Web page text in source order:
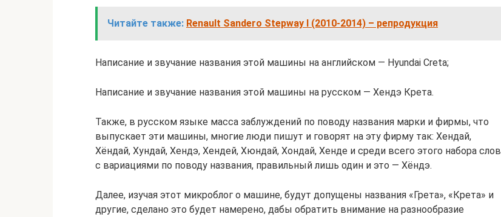
Читайте также: Renault Sandero Stepway I (2010-2014) – репродукция
Написание и звучание названия этой машины на английском — Hyundai Creta;
Написание и звучание названия этой машины на русском — Хендэ Крета.
Также, в русском языке масса заблуждений по поводу названия марки и фирмы, что
выпускает эти машины, многие люди пишут и говорят на эту фирму так: Хендай,
Хёндай, Хундай, Хендэ, Хендей, Хюндай, Хондай, Хенде и среди всего этого набора слов
с вариациями по поводу названия, правильный лишь один и это — Хёндэ.
Далее, изучая этот микроблог о машине, будут допущены названия «Грета», «Крета» и
другие, сделано это будет намерено, дабы обратить внимание на разнообразие